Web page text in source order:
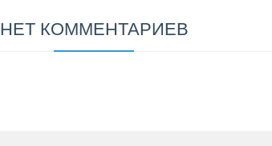
НЕТ КОММЕНТАРИЕВ